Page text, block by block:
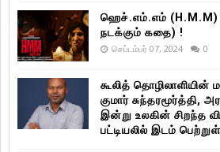
ஹெச்.எம்.எம் (H.M.M)
நடக்கும் கதை) !
செப்டம்பர் 07, 2024 0
கூலித்
குமார் சுந்தரமூர்த்தி,
இன்று உலகின் சிறந்த
பட்டியலில் இடம்